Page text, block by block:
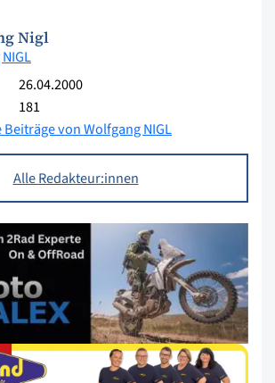
Nigl
26.04.2000
181
Beiträge von Wolfgang NIGL
Alle Redakteur:innen